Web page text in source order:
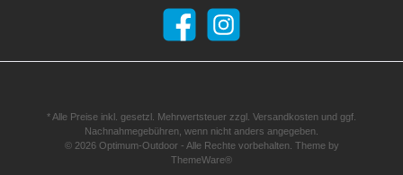
* Alle Preise inkl. gesetzl. Mehrwertsteuer zzgl. Versandkosten und ggf.
Nachnahmegebühren, wenn nicht anders angegeben.
© 2026 Optimum-Outdoor - Alle Rechte vorbehalten. Theme by
ThemeWare®